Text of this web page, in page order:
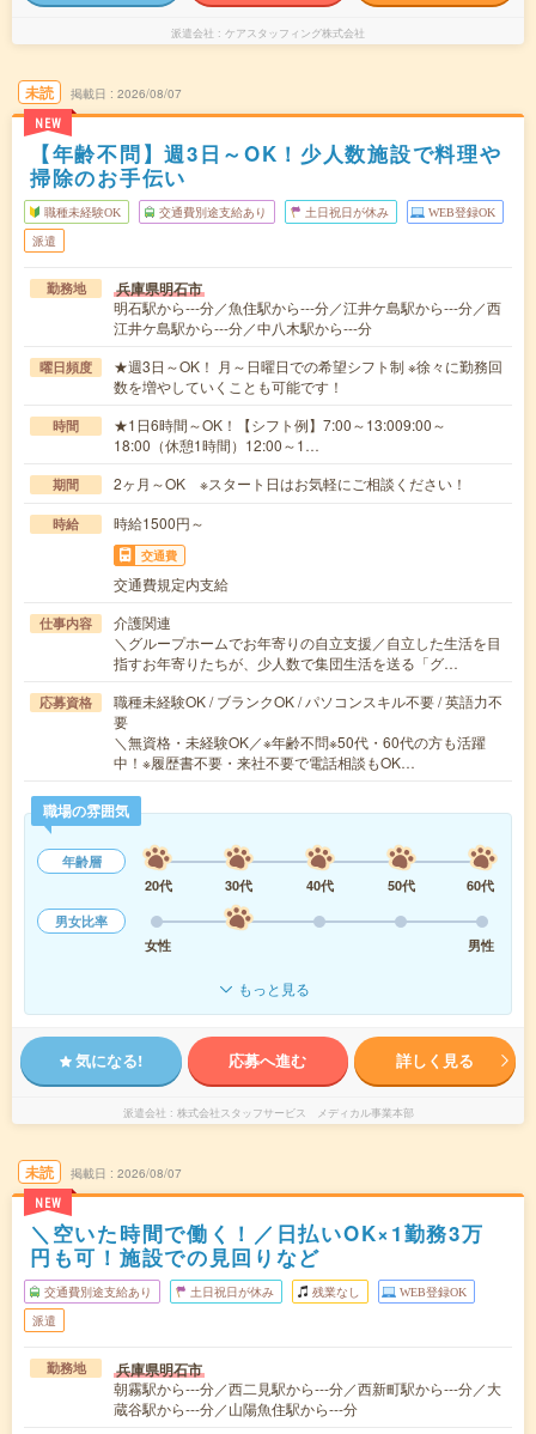
派遣会社 ケアスタッフィング株式会社
未読
NEW
掲載日 2026/08/07
【年齢不問】週3日～OK！少人数施設で料理や
掃除のお手伝い
職種未経験OK 交通費別途支給あり 土日祝日が休み WEB登録OK
派遣
勤務地 兵庫県明石市
明石駅から---分／魚住駅から---分／江井ケ島駅から---分／西
江井ケ島駅から---分／中八木駅から---分
曜日頻度
★週3日～OK！ 月～日曜日での希望シフト制 ※徐々に勤務回
数を増やしていくことも可能です！
時間
★1日6時間～OK！【シフト例】7:00～13:009:00～
18:00（休憩1時間）12:00～1…
期間 2ヶ月～OK ※スタート日はお気軽にご相談ください！
時給 時給1500円～
交通費
交通費規定内支給
仕事内容
介護関連
＼グループホームでお年寄りの自立支援／自立した生活を目
指すお年寄りたちが、少人数で集団生活を送る「グ…
応募資格
職種未経験OK / ブランクOK / パソコンスキル不要 / 英語力不
要
＼無資格・未経験OK／※年齢不問※50代・60代の方も活躍
中！※履歴書不要・来社不要で電話相談もOK…
職場の雰囲気
年齢層
20代
30代 40代 50代
60代
男女比率
女性
男性
もっと見る
気になる! 応募へ進む 詳しく見る
派遣会社 株式会社スタッフサービス メディカル事業本部
未読
NEW
掲載日 2026/08/07
＼空いた時間で働く！／日払いOK×1勤務3万
円も可！施設での見回りなど
交通費別途支給あり 土日祝日が休み 残業なし WEB登録OK
派遣
勤務地 兵庫県明石市
朝霧駅から---分／西二見駅から---分／西新町駅から---分／大
蔵谷駅から---分／山陽魚住駅から---分